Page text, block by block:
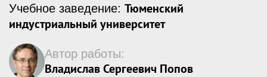
Учебное заведение: Тюменский
индустриальный университет
Автор работы:
Владислав Сергеевич Попов